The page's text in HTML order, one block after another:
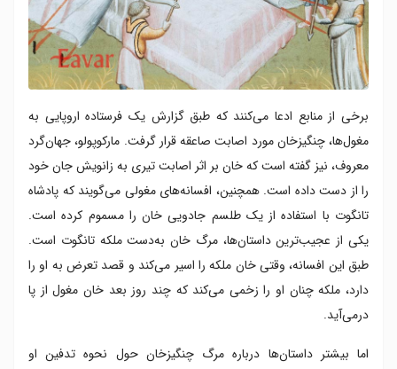
برخی از منابع ادعا می‌کنند که طبق گزارش یک فرستاده اروپایی به
مغول‌ها، چنگیزخان مورد اصابت صاعقه قرار گرفت. مارکوپولو، جهان‌گرد
معروف، نیز گفته است که خان بر اثر اصابت تیری به زانویش جان خود
را از دست داده است. همچنین، افسانه‌های مغولی می‌گویند که پادشاه
تانگوت با استفاده از یک طلسم جادویی خان را مسموم کرده است.
یکی از عجیب‌ترین داستان‌ها، مرگ خان به‌دست ملکه تانگوت است.
طبق این افسانه، وقتی خان ملکه را اسیر می‌کند و قصد تعرض به او را
دارد، ملکه چنان او را زخمی می‌کند که چند روز بعد خان مغول از پا
درمی‌آید.
اما بیشتر داستان‌ها درباره مرگ چنگیزخان حول نحوه تدفین او